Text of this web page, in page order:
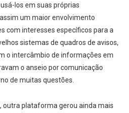
los em suas próprias
um maior envolvimento
com interesses específicos para a
sistemas de quadros de avisos,
o intercâmbio de informações em
o anseio por comunicação
de muitas questões.
outra plataforma gerou ainda mais